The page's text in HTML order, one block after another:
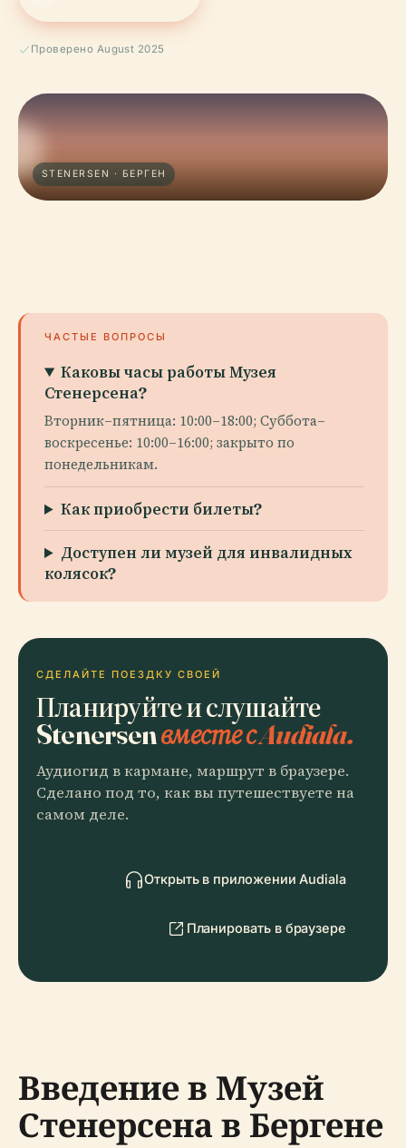
Проверено August 2025
STENERSEN · БЕРГЕН
ЧАСТЫЕ ВОПРОСЫ
Каковы часы работы Музея
Стенерсена?
Вторник–пятница: 10:00–18:00; Суббота–
воскресенье: 10:00–16:00; закрыто по
понедельникам.
Как приобрести билеты?
Доступен ли музей для инвалидных
колясок?
СДЕЛАЙТЕ ПОЕЗДКУ СВОЕЙ
Планируйте и слушайте
Stenersenвместе с Audiala.
Аудиогид в кармане, маршрут в браузере.
Сделано под то, как вы путешествуете на
самом деле.
Открыть в приложении Audiala
Планировать в браузере
Введение в Музей
Стенерсена в Бергене